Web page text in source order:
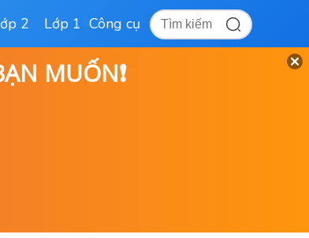
2 Lớp 1 Công cụ
MUỐN❗